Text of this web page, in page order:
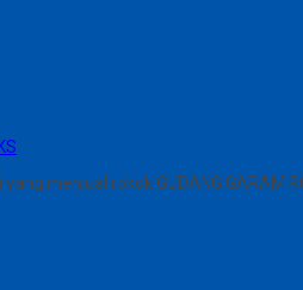
menjual rokok GUDANG GARAM